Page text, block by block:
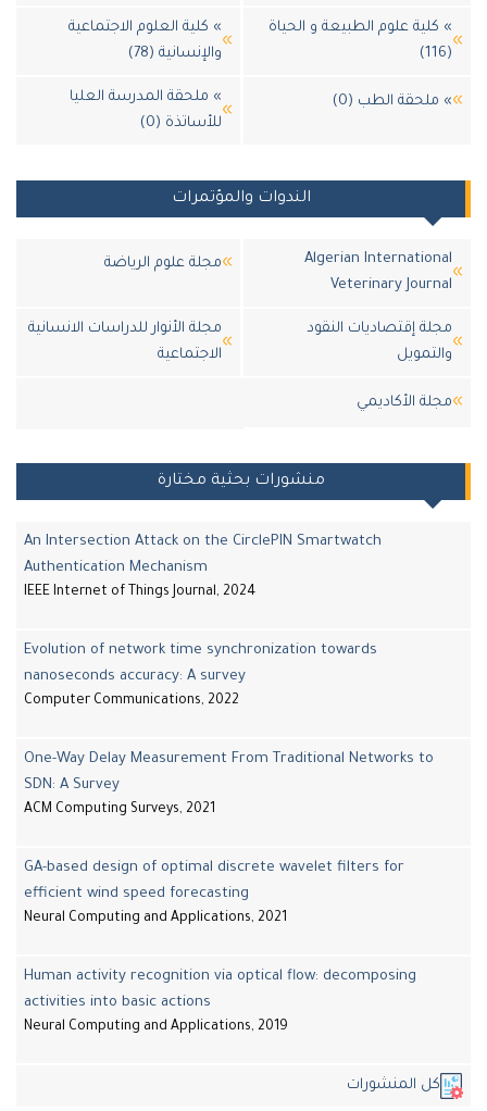
علوم الطبيعة و الحياة
» كلية العلوم الاجتماعية
والإنسانية (78)
الطب (0)
» ملحقة المدرسة العليا
للأساتذة (0)
الندوات والمؤتمرات
Algerian
Veterinary
مجلة علوم الرياضة
إقتصاديات النقود
مجلة الأنوار للدراسات الانسانية
الاجتماعية
اﻷكاديمي
منشورات بحثية مختارة
An Intersection Attack on the CirclePIN Smartwatch
Authentication Mechanism
IEEE Internet of Things Journal, 2024
Evolution of network time synchronization towards
nanoseconds accuracy: A survey
Computer Communications, 2022
One-Way Delay Measurement From Traditional Networks to
SDN: A Survey
ACM Computing Surveys, 2021
GA-based design of optimal discrete wavelet filters for
efficient wind speed forecasting
Neural Computing and Applications, 2021
Human activity recognition via optical flow: decomposing
activities into basic actions
Neural Computing and Applications, 2019
المنشورات